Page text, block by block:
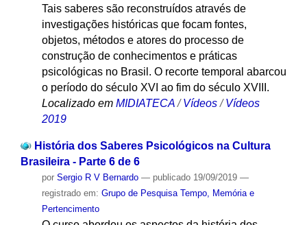
Tais saberes são reconstruídos através de
investigações históricas que focam fontes,
objetos, métodos e atores do processo de
construção de conhecimentos e práticas
psicológicas no Brasil. O recorte temporal abarcou
o período do século XVI ao fim do século XVIII.
Localizado em MIDIATECA /Vídeos /Vídeos
2019
História dos Saberes Psicológicos na Cultura
Brasileira - Parte 6 de 6
por Sergio R V Bernardo — publicado19/09/2019 —
registrado em: Grupo de Pesquisa Tempo, Memória e
Pertencimento